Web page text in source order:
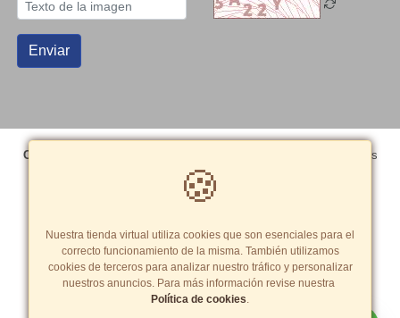
Enviar
Copyright© 2026 Grupo Editorial Peisa SAC
- Todos los derechos
reservados
Términos y Condiciones|
Tarifas y zonas de reparto
🍪
Nuestra tienda virtual utiliza cookies que son esenciales para el
correcto funcionamiento de la misma. También utilizamos
cookies de terceros para analizar nuestro tráfico y personalizar
nuestros anuncios. Para más información revise nuestra
Política de cookies.